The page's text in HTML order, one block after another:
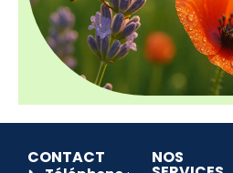
CONTACT NOS